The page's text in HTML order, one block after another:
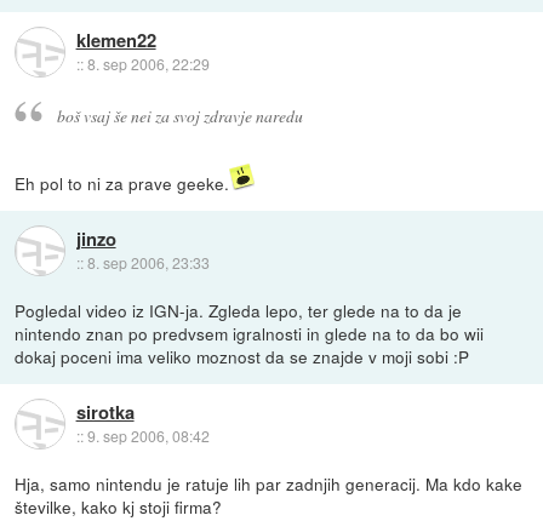
klemen22
::8. sep 2006, 22:29
boš vsaj še nei za svoj zdravje naredu
Eh pol to ni za prave geeke.
jinzo
::8. sep 2006, 23:33
Pogledal video iz IGN-ja. Zgleda lepo, ter glede na to da je
nintendo znan po predvsem igralnosti in glede na to da bo wii
dokaj poceni ima veliko moznost da se znajde v moji sobi :P
sirotka
::9. sep 2006, 08:42
Hja, samo nintendu je ratuje lih par zadnjih generacij. Ma kdo kake
številke, kako kj stoji firma?